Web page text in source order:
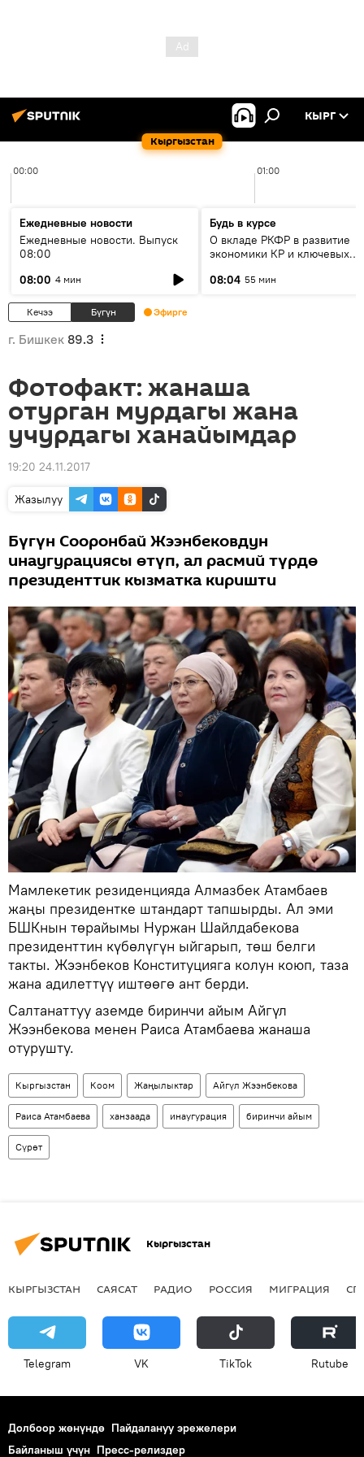
Кыргызстан
КЫРГ
00:00 01:00
Ежедневные новости
Ежедневные новости. Выпуск
08:00
08:00 4 мин
Будь в курсе
О вкладе РКФР в развитие
экономики КР и ключевых
08:04 55 мин
Кечээ Бүгүн Эфирге
г. Бишкек 89.3
Фотофакт: жанаша
отурган мурдагы жана
учурдагы ханайымдар
19:20 24.11.2017
Жазылуу
Бүгүн Сооронбай Жээнбековдун
инаугурациясы өтүп, ал расмий түрдө
президенттик кызматка киришти
Мамлекетик резиденцияда Алмазбек Атамбаев
жаңы президентке штандарт тапшырды. Ал эми
БШКнын төрайымы Нуржан Шайлдабекова
президенттин күбөлүгүн ыйгарып, төш белги
такты. Жээнбеков Конституцияга колун коюп, таза
жана адилеттүү иштөөгө ант берди.
Салтанаттуу аземде биринчи айым Айгүл
Жээнбекова менен Раиса Атамбаева жанаша
отурушту.
Кыргызстан Коом Жаңылыктар Айгүл Жээнбекова
Раиса Атамбаева ханзаада инаугурация биринчи айым
Сүрөт
Кыргызстан
КЫРГЫЗСТАН САЯСАТ РАДИО РОССИЯ МИГРАЦИЯ
Telegram VK ТikТоk Rutube
Долбоор жөнүндө Пайдалануу эрежелери
Байланыш үчүн Пресс-релиздер